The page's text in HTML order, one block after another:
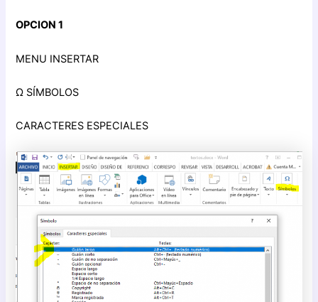
OPCION 1
MENU INSERTAR
Ω SÍMBOLOS
CARACTERES ESPECIALES